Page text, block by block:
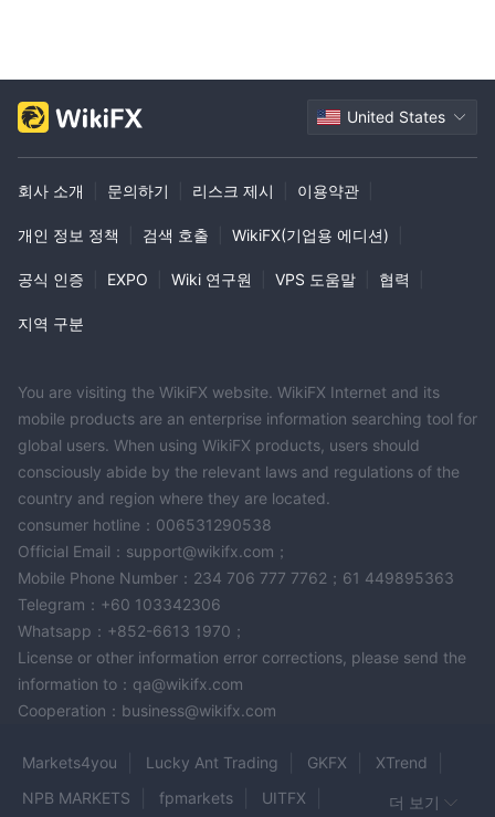
United States
회사 소개 문의하기 리스크 제시 이용약관
개인 정보 정책 검색 호출 WikiFX(기업용 에디션)
공식 인증 EXPO Wiki 연구원 VPS 도움말 협력
지역 구분
You are visiting the WikiFX website. WikiFX Internet and its
mobile products are an enterprise information searching tool for
global users. When using WikiFX products, users should
consciously abide by the relevant laws and regulations of the
country and region where they are located.
consumer hotline：006531290538
Official Email：support@wikifx.com；
Mobile Phone Number：234 706 777 7762；61 449895363
Telegram：+60 103342306
Whatsapp：+852-6613 1970；
License or other information error corrections, please send the
information to：qa@wikifx.com
Cooperation：business@wikifx.com
Markets4you Lucky Ant Trading GKFX
XTrend
NPB MARKETS
fpmarkets UITFX 더 보기